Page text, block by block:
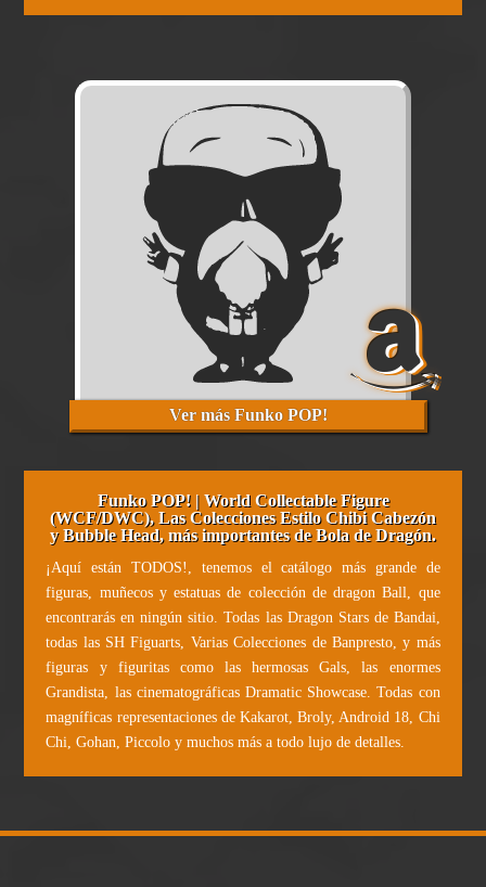
Ver más Funko POP!
Funko POP! | World Collectable Figure
(WCF/DWC), Las Colecciones Estilo Chibi Cabezón
y Bubble Head, más importantes de Bola de Dragón.
¡Aquí están TODOS!, tenemos el catálogo más grande de
figuras, muñecos y estatuas de colección de dragon Ball, que
encontrarás en ningún sitio. Todas las Dragon Stars de Bandai,
todas las SH Figuarts, Varias Colecciones de Banpresto, y más
figuras y figuritas como las hermosas Gals, las enormes
Grandista, las cinematográficas Dramatic Showcase. Todas con
magníficas representaciones de Kakarot, Broly, Android 18, Chi
Chi, Gohan, Piccolo y muchos más a todo lujo de detalles.